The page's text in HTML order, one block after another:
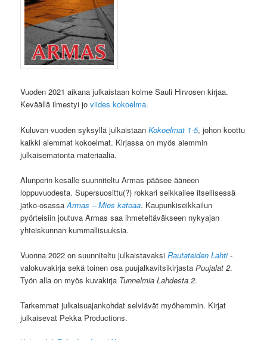
Vuoden 2021 aikana julkaistaan kolme Sauli Hirvosen kirjaa.
Keväällä ilmestyi joviides kokoelma.
Kuluvan vuoden syksyllä julkaistaanKokoelmat 1-5, johon koottu
kaikki aiemmat kokoelmat. Kirjassa on myös aiemmin
julkaisematonta materiaalia.
Alunperin kesälle suunniteltu Armas pääsee ääneen
loppuvuodesta. Supersuosittu(?) rokkari seikkailee itsellisessä
jatko-osassaArmas – Mies katoaa. Kaupunkiseikkailun
pyörteisiin joutuva Armas saa ihmeteltäväkseen nykyajan
yhteiskunnan kummallisuuksia.
Vuonna 2022 on suunniteltu julkaistavaksiRautateiden Lahti-
valokuvakirja sekä toinen osa puujalkavitsikirjastaPuujalat 2.
Työn alla on myös kuvakirja Tunnelmia Lahdesta 2.
Tarkemmat julkaisuajankohdat selviävät myöhemmin. Kirjat
julkaisevat Pekka Productions.